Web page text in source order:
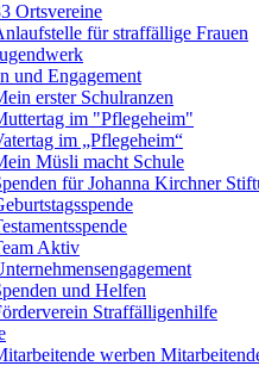
Ortsvereine
für straffällige Frauen
und Engagement
erster Schulranzen
im "Pflegeheim"
im „Pflegeheim“
Müsli macht Schule
für Johanna Kirchner
Aktiv
und Helfen
Straffälligenhilfe
werben